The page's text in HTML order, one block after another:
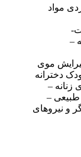
مواد
–
موی
دخترانه
–
طبیعی –
و نیروهای